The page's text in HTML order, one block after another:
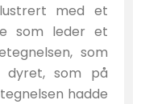
med et
som leder et
som
som på
hadde